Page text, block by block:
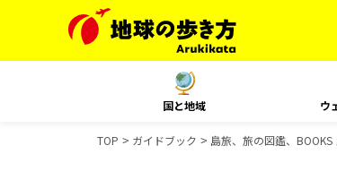
国と地域 ウ
TOP ガイドブック 島旅、旅の図鑑、